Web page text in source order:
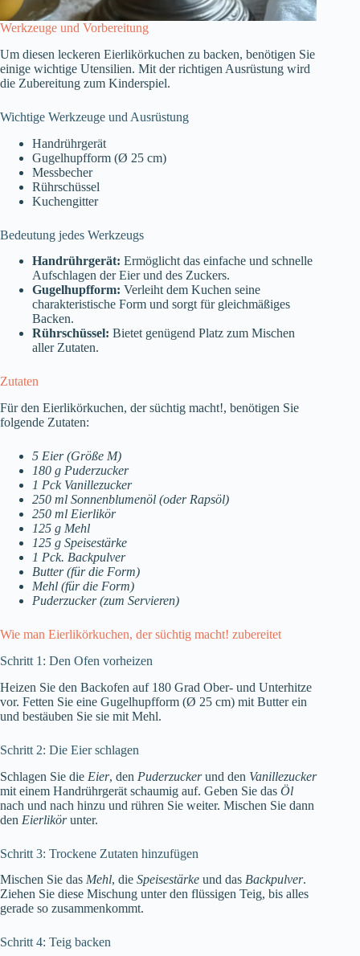
Werkzeuge und Vorbereitung
Um diesen leckeren Eierlikörkuchen zu backen, benötigen Sie
einige wichtige Utensilien. Mit der richtigen Ausrüstung wird
die Zubereitung zum Kinderspiel.
Wichtige Werkzeuge und Ausrüstung
Handrührgerät
Gugelhupfform (Ø 25 cm)
Messbecher
Rührschüssel
Kuchengitter
Bedeutung jedes Werkzeugs
Handrührgerät: Ermöglicht das einfache und schnelle
Aufschlagen der Eier und des Zuckers.
Gugelhupfform: Verleiht dem Kuchen seine
charakteristische Form und sorgt für gleichmäßiges
Backen.
Rührschüssel: Bietet genügend Platz zum Mischen
aller Zutaten.
Zutaten
Für den Eierlikörkuchen, der süchtig macht!, benötigen Sie
folgende Zutaten:
5 Eier (Größe M)
180 g Puderzucker
1 Pck Vanillezucker
250 ml Sonnenblumenöl (oder Rapsöl)
250 ml Eierlikör
125 g Mehl
125 g Speisestärke
1 Pck. Backpulver
Butter (für die Form)
Mehl (für die Form)
Puderzucker (zum Servieren)
Wie man Eierlikörkuchen, der süchtig macht! zubereitet
Schritt 1: Den Ofen vorheizen
Heizen Sie den Backofen auf 180 Grad Ober- und Unterhitze
vor. Fetten Sie eine Gugelhupfform (Ø 25 cm) mit Butter ein
und bestäuben Sie sie mit Mehl.
Schritt 2: Die Eier schlagen
Schlagen Sie die Eier, den Puderzuckerund den Vanillezucker
mit einem Handrührgerät schaumig auf. Geben Sie das Öl
nach und nach hinzu und rühren Sie weiter. Mischen Sie dann
den Eierlikörunter.
Schritt 3: Trockene Zutaten hinzufügen
Mischen Sie das Mehl, die Speisestärke und das Backpulver.
Ziehen Sie diese Mischung unter den flüssigen Teig, bis alles
gerade so zusammenkommt.
Schritt 4: Teig backen